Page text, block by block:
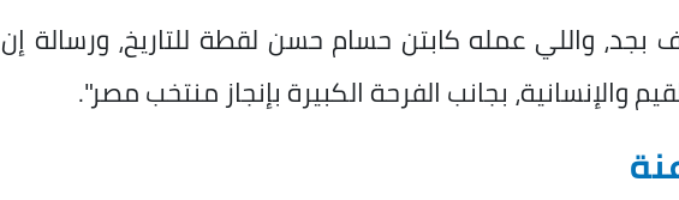
بجد، واللي عمله كابتن حسام حسن لقطة للتاريخ، ورسالة إن
والإنسانية، بجانب الفرحة الكبيرة بإنجاز منتخب مصر".